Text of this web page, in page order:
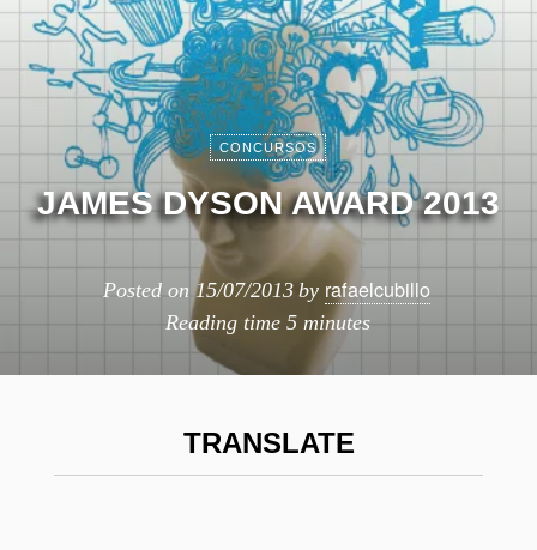
CONCURSOS
JAMES DYSON AWARD 2013
Posted on15/07/2013 by rafaelcubillo
Reading time 5 minutes
TRANSLATE